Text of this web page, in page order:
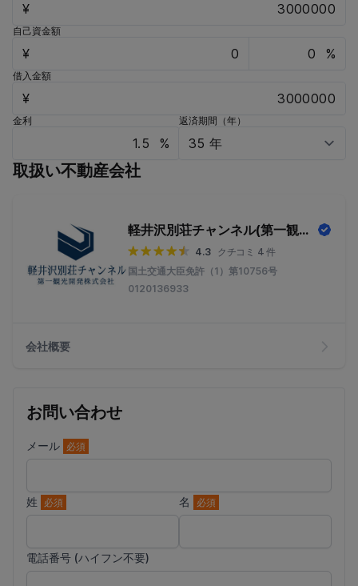
¥
自己資金額
¥ %
借入金額
¥
金利
%
返済期間（年）
取扱い不動産会社
軽井沢別荘チャンネル(第一観光開発株式会社)
4.3
クチコミ 4 件
国土交通大臣免許（1）第10756号
0120136933
会社概要
お問い合わせ
メール 必須
姓 必須 名 必須
電話番号 (ハイフン不要)